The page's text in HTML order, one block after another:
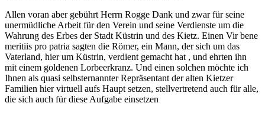
Allen voran aber gebührt Herrn Rogge Dank und zwar für seine
unermüdliche Arbeit für den Verein und seine Verdienste um die
Wahrung des Erbes der Stadt Küstrin und des Kietz. Einen Vir bene
meritiis pro patria sagten die Römer, ein Mann, der sich um das
Vaterland, hier um Küstrin, verdient gemacht hat , und ehrten ihn
mit einem goldenen Lorbeerkranz. Und einen solchen möchte ich
Ihnen als quasi selbsternannter Repräsentant der alten Kietzer
Familien hier virtuell aufs Haupt setzen, stellvertretend auch für alle,
die sich auch für diese Aufgabe einsetzen